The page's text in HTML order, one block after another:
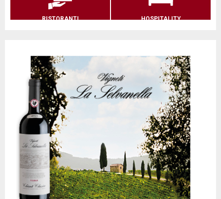
RISTORANTI HOSPITALITY